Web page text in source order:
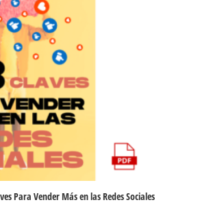
Para Vender Más en las Redes Sociales